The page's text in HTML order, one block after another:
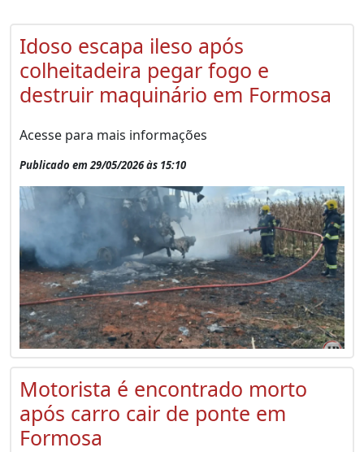
Idoso escapa ileso após
colheitadeira pegar fogo e
destruir maquinário em Formosa
Acesse para mais informações
Publicado em 29/05/2026 às 15:10
Motorista é encontrado morto
após carro cair de ponte em
Formosa